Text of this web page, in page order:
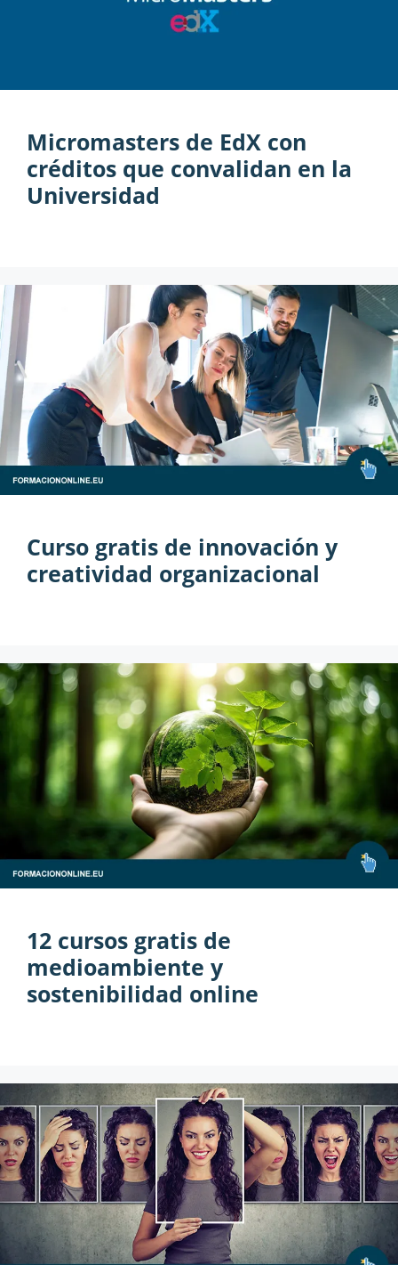
Micromasters de EdX con
créditos que convalidan en la
Universidad
Curso gratis de innovación y
creatividad organizacional
12 cursos gratis de
medioambiente y
sostenibilidad online